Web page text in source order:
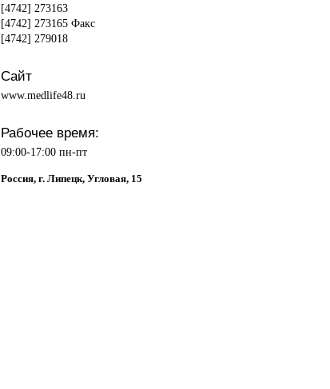
[4742] 273163
[4742] 273165 Факс
[4742] 279018
Сайт
www.medlife48.ru
Рабочее время:
09:00-17:00 пн-пт
Россия, г. Липецк, Угловая, 15